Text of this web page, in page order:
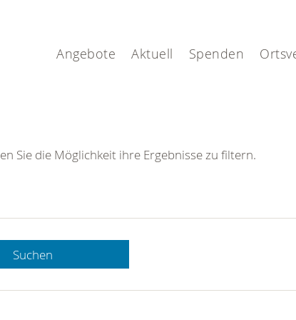
Angebote Aktuell Spenden
Sie die Möglichkeit ihre Ergebnisse zu filtern.
Suchen